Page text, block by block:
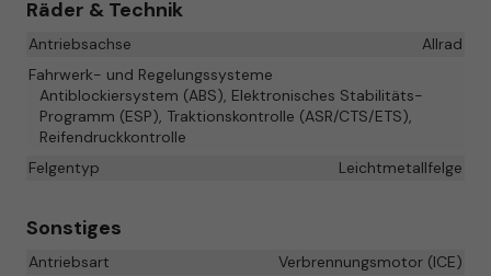
Räder & Technik
Antriebsachse
Allrad
Fahrwerk- und Regelungssysteme
Antiblockiersystem (ABS), Elektronisches Stabilitäts-
Programm (ESP), Traktionskontrolle (ASR/CTS/ETS),
Reifendruckkontrolle
Felgentyp
Leichtmetallfelge
Sonstiges
Antriebsart
Verbrennungsmotor (ICE)